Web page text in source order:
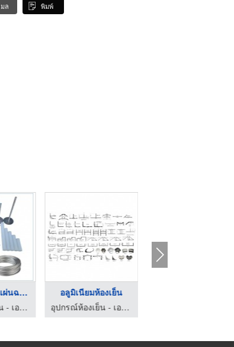
มล พิมพ์
ชุดอุปกรณ์หิ้วแผ่นฉน ...
อุปกรณ์ห้องเย็น - เอบีซี คูลลิ่ง ฮาร์ดแวร์
อลูมิเนียมห้องเย็น
อุปกรณ์ห้องเย็น - เอบีซี คูลลิ่ง ฮาร์ดแวร์